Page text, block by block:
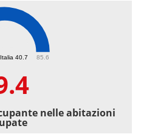
40.7 85.6
nelle abitazioni